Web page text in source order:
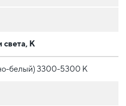
света, К
белый) 3300-5300 К